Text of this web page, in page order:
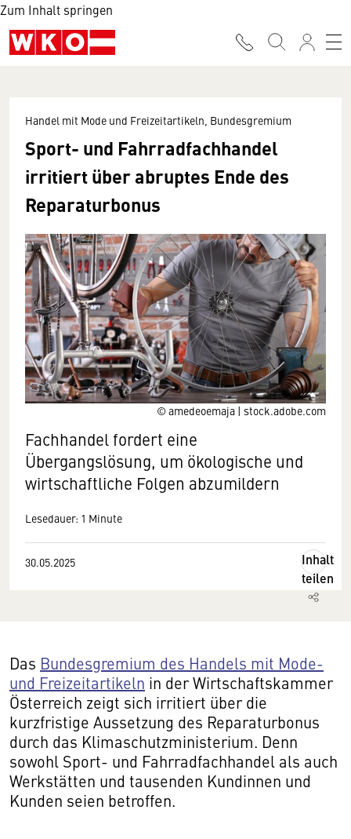
Zum Inhalt springen
© amedeoemaja | stock.adobe.com
Handel mit Mode und Freizeitartikeln, Bundesgremium
Sport- und Fahrradfachhandel
irritiert über abruptes Ende des
Reparaturbonus
Fachhandel fordert eine
Übergangslösung, um ökologische und
wirtschaftliche Folgen abzumildern
Lesedauer: 1 Minute
30.05.2025
Inhalt
teilen
Das Bundesgremium des Handels mit Mode-
und Freizeitartikeln in der Wirtschaftskammer
Österreich zeigt sich irritiert über die
kurzfristige Aussetzung des Reparaturbonus
durch das Klimaschutzministerium. Denn
sowohl Sport- und Fahrradfachhandel als auch
Werkstätten und tausenden Kundinnen und
Kunden seien betroffen.